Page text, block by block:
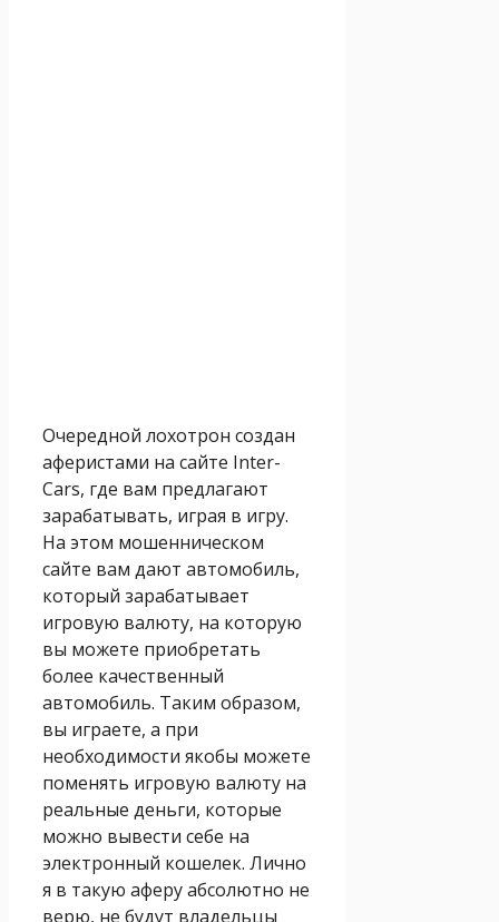
Очередной лохотрон создан
аферистами на сайте Inter-
Cars, где вам предлагают
зарабатывать, играя в игру.
На этом мошенническом
сайте вам дают автомобиль,
который зарабатывает
игровую валюту, на которую
вы можете приобретать
более качественный
автомобиль. Таким образом,
вы играете, а при
необходимости якобы можете
поменять игровую валюту на
реальные деньги, которые
можно вывести себе на
электронный кошелек. Лично
я в такую аферу абсолютно не
верю, не будут владельцы